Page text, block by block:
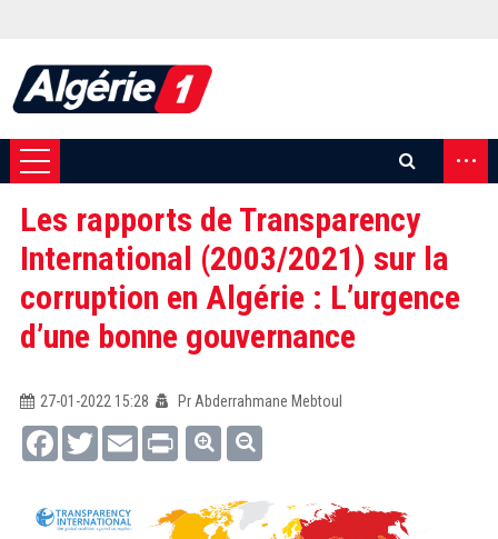
...
Les rapports de Transparency
International (2003/2021) sur la
corruption en Algérie : L’urgence
d’une bonne gouvernance
27-01-2022 15:28
Pr Abderrahmane Mebtoul
FacebookTwitterEmail Print